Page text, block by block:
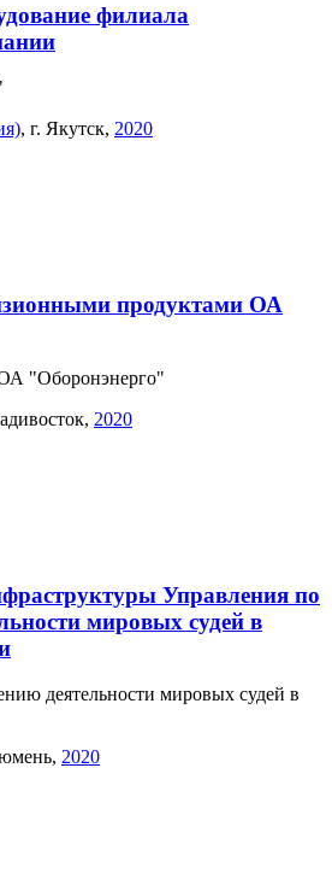
филиала
, г. Якутск, 2020
продуктами ОА
"Оборонэнерго"
, 2020
Управления по
мировых судей в
деятельности мировых судей в
, 2020